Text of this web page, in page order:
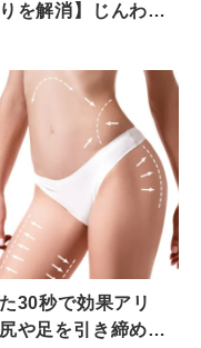
を解消】じんわり
まる「ヨガストレ
30秒で効果アリ
尻や足を引き締めて